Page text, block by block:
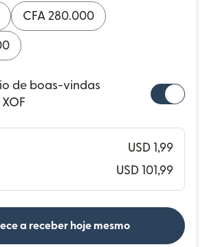
CFA 280.000
de boas-vindas
XOF
USD 1,99
USD 101,99
a receber hoje mesmo